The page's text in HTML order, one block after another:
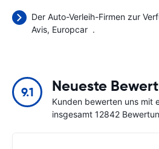
Der Auto-Verleih-Firmen zur
Avis Europcar .
9.1 Neueste
Kunden bewerten uns mit
insgesamt 12842